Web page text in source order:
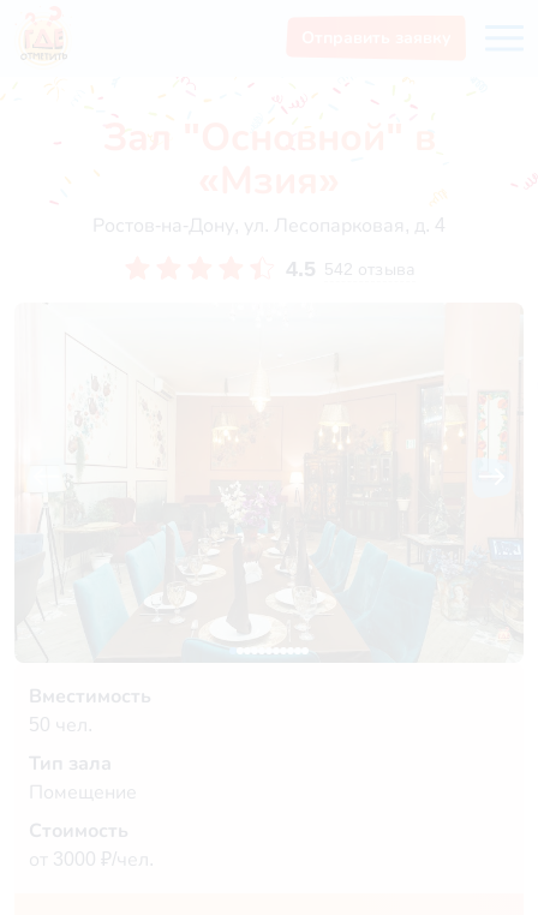
Зал "Основной" в
Ростов-на-Дону, ул. ​Лесопарковая, д. 4
4.5 542 отзыва
Вместимость
50 чел.
Тип зала
Помещение
Стоимость
от 3000 ₽/чел.